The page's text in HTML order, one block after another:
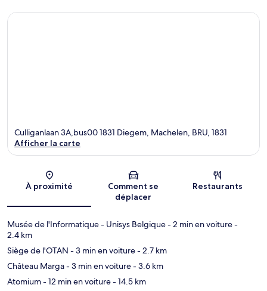
Carte
Culliganlaan 3A,bus00 1831 Diegem, Machelen, BRU, 1831
Afficher la carte
À proximité
Comment se
déplacer
Restaurants
Musée de l'Informatique - Unisys Belgique- 2 min en voiture-
2.4 km
Siège de l'OTAN - 3 min en voiture- 2.7 km
Château Marga- 3 min en voiture- 3.6 km
Atomium- 12 min en voiture- 14.5 km